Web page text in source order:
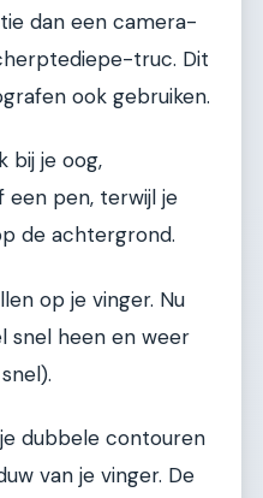
dan een camera-
truc. Dit
ook gebruiken.
bij je oog,
een pen, terwijl je
de achtergrond.
op je vinger. Nu
snel heen en weer
dubbele contouren
van je vinger. De